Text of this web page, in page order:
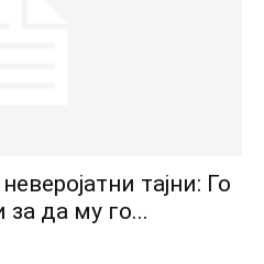
тајни: Го
за да му го...